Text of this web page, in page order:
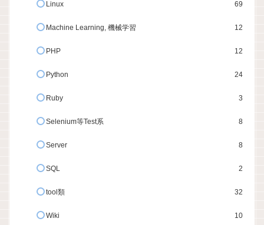
Linux 69
Machine Learning, 機械学習 12
PHP 12
Python 24
Ruby 3
Selenium等Test系 8
Server 8
SQL 2
tool類 32
Wiki 10